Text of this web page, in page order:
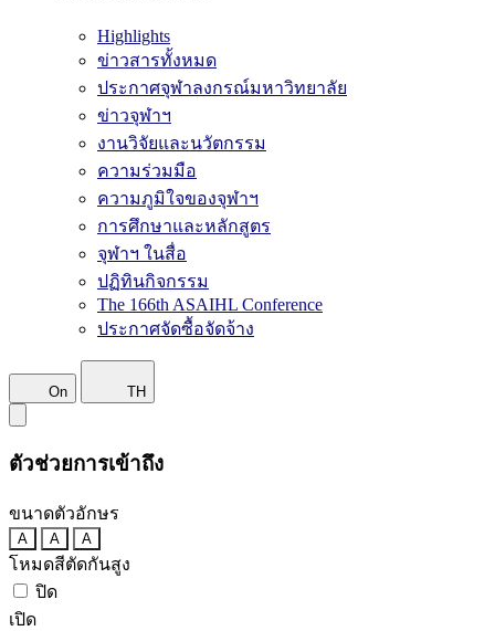
Highlights
ข่าวสารทั้งหมด
ประกาศจุฬาลงกรณ์มหาวิทยาลัย
ข่าวจุฬาฯ
งานวิจัยและนวัตกรรม
ความร่วมมือ
ความภูมิใจของจุฬาฯ
การศึกษาและหลักสูตร
จุฬาฯ ในสื่อ
ปฏิทินกิจกรรม
The 166th ASAIHL Conference
ประกาศจัดซื้อจัดจ้าง
On TH
ตัวช่วยการเข้าถึง
ขนาดตัวอักษร
A A A
โหมดสีตัดกันสูง
ปิด
เปิด